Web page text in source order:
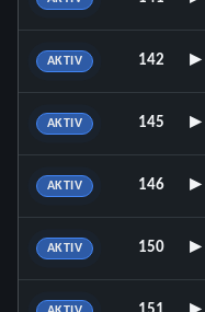
AKTIV 142 ▸
AKTIV 145 ▸
AKTIV 146 ▸
AKTIV 150 ▸